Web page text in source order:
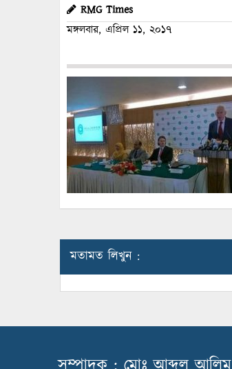
RMG Times
মঙ্গলবার, এপ্রিল ১১, ২০১৭
মতামত লিখুন :